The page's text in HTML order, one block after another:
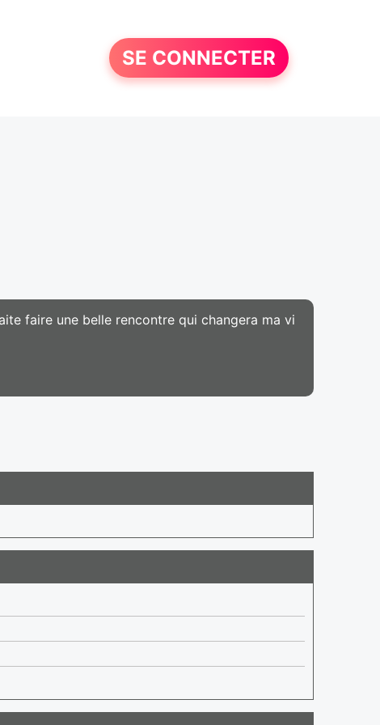
SE CONNECTER
faire une belle rencontre qui changera ma vi